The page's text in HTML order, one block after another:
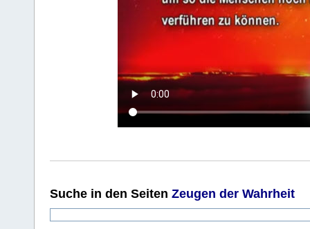
Suche in den Seiten Zeugen der Wahrheit